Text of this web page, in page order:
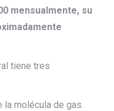
mensualmente, su
tiene tres
la molécula de gas.